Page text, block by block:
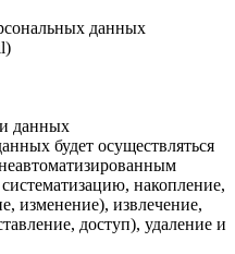
данных
данных
будет осуществляться
накопление,
изменение), извлечение,
доступ), удаление и